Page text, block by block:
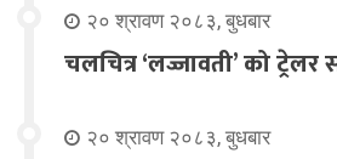
२० श्रावण २०८३, बुधबार
चलचित्र ‘लज्जावती’ को ट्रेलर
२० श्रावण २०८३, बुधबार